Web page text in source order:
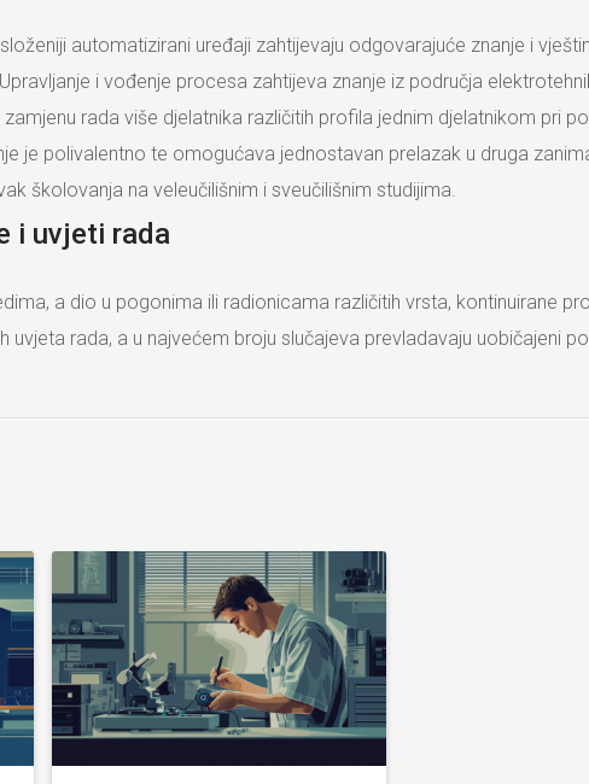
automatizirani uređaji zahtijevaju odgovarajuće znanje i
i vođenje procesa zahtijeva znanje iz područja
rada više djelatnika različitih profila jednim djelatnikom pri
je polivalentno te omogućava jednostavan prelazak u druga
školovanja na veleučilišnim i sveučilišnim studijima.
i uvjeti rada
a dio u pogonima ili radionicama različitih vrsta, kontinuirane
uvjeta rada, a u najvećem broju slučajeva prevladavaju uobičajeni